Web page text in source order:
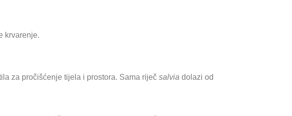
krvarenje.
za pročišćenje tijela i prostora. Sama riječ salvia dolazi od